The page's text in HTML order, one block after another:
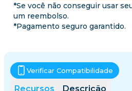
*Se você não conseguir usar
um reembolso.
*Pagamento seguro garantido.
Recursos Descrição
Verificar Compatibilidade